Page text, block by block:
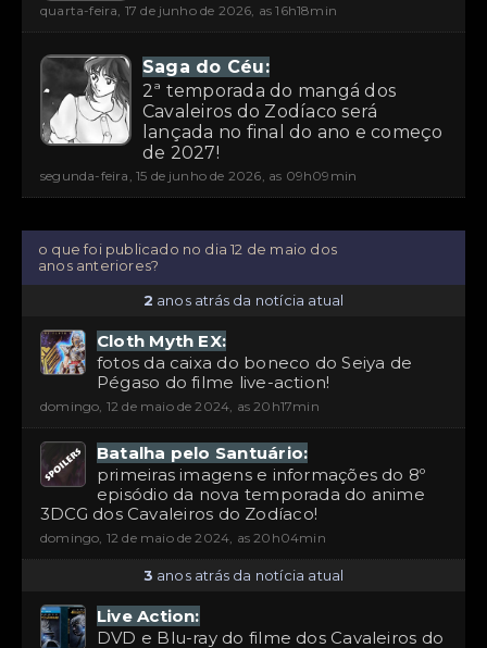
quarta-feira, 17 de junho de 2026, as 16h18min
Saga do Céu:
2ª temporada do mangá dos
Cavaleiros do Zodíaco será
lançada no final do ano e começo
de 2027!
segunda-feira, 15 de junho de 2026, as 09h09min
o que foi publicado no dia 12 de maio dos
anos anteriores?
2 anos atrás da notícia atual
Cloth Myth EX:
fotos da caixa do boneco do Seiya de
Pégaso do filme live-action!
domingo, 12 de maio de 2024, as 20h17min
Batalha pelo Santuário:
primeiras imagens e informações do 8º
episódio da nova temporada do anime
3DCG dos Cavaleiros do Zodíaco!
domingo, 12 de maio de 2024, as 20h04min
3 anos atrás da notícia atual
Live Action:
DVD e Blu-ray do filme dos Cavaleiros do